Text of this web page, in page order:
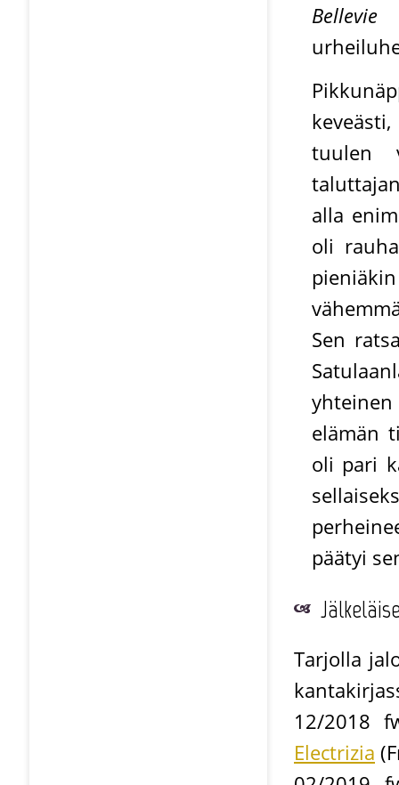
Bellevie
tuulen
alla
oli
Sen
elämän
oli pari
päätyi
Tarjolla
12/2018
Electrizia